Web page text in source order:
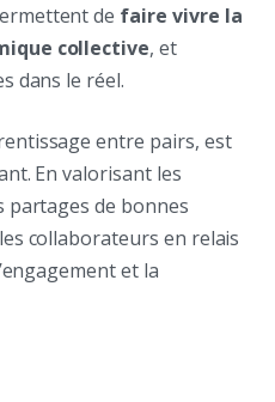
de faire vivre la
collective, et
dans le réel.
entre pairs, est
En valorisant les
partages de bonnes
collaborateurs en relais
et la